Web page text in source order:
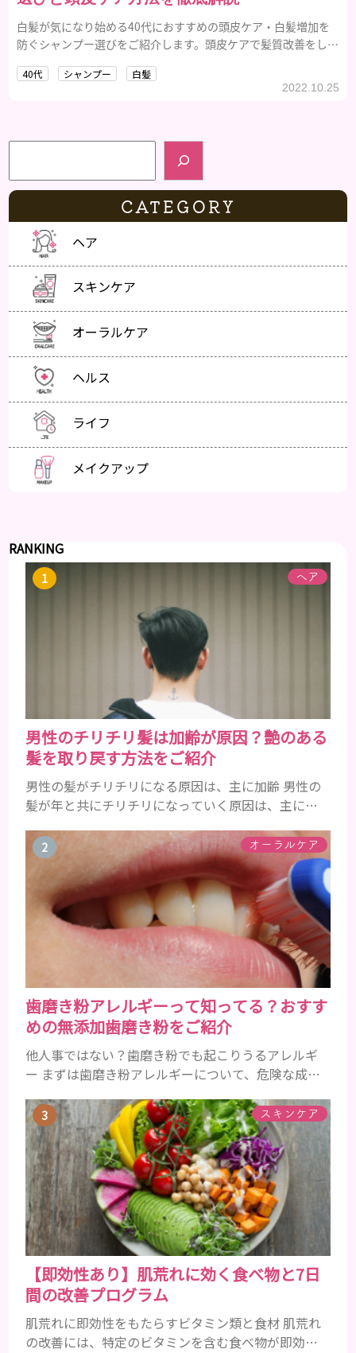
白髪が気になり始める40代におすすめの頭皮ケア・白髪増加を
防ぐシャンプー選びをご紹介します。頭皮ケアで髪質改善をして
40代 シャンプー 白髪
2022.10.25
検索
CATEGORY
ヘア
スキンケア
オーラルケア
ヘルス
ライフ
メイクアップ
RANKING
ヘア
男性のチリチリ髪は加齢が原因？艶のある
髪を取り戻す方法をご紹介
男性の髪がチリチリになる原因は、主に加齢 男性の
髪が年と共にチリチリになっていく原因は、主に加
にツヤがあった男性も、いつのまにか髪がチリチリ
でペタンとするようになったと感じる人もいるでし
ょう。特に大人の男性としての魅力が出てくる40代
以降の男性に悩んでいる人が多い傾向があります。
髪が生え変わるサイクルは、年齢と共に乱れていき
ます。髪が太くならないま...
オーラルケア
歯磨き粉アレルギーって知ってる？おすす
めの無添加歯磨き粉をご紹介
他人事ではない？歯磨き粉でも起こりうるアレルギ
ー まずは歯磨き粉アレルギーについて、危険な成分
まれるアレルギーを起こすおそれのある成分 まず、
普段お使いの歯磨き粉に含まれているどの成分にア
レルギーを引き起こすおそれがあるのかを説明しま
すね。 •フッ素･･･歯の表面のエナメルを守り強くし
たり、虫歯と防ぐ働きを持つ成分 •香味料 ･･･歯磨き
粉の風味や爽...
スキンケア
【即効性あり】肌荒れに効く食べ物と7日
間の改善プログラム
肌荒れに即効性をもたらすビタミン類と食材 肌荒れ
の改善には、特定のビタミンを含む食べ物が即効性